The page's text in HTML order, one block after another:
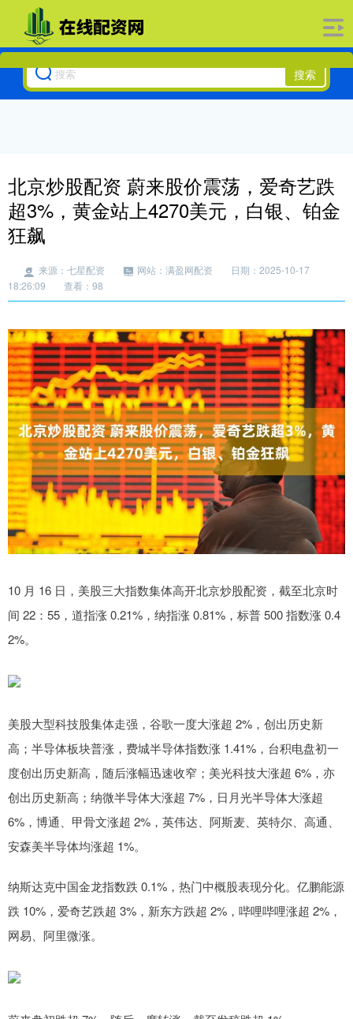
搜索
北京炒股配资 蔚来股价震荡，爱奇艺跌
超3%，黄金站上4270美元，白银、铂金
狂飙
来源：七星配资 网站：满盈网配资
日期：2025-10-17
18:26:09
查看：98
10 月 16 日，美股三大指数集体高开北京炒股配资，截至北京时
间 22：55，道指涨 0.21%，纳指涨 0.81%，标普 500 指数涨 0.4
2%。
美股大型科技股集体走强，谷歌一度大涨超 2%，创出历史新
高；半导体板块普涨，费城半导体指数涨 1.41%，台积电盘初一
度创出历史新高，随后涨幅迅速收窄；美光科技大涨超 6%，亦
创出历史新高；纳微半导体大涨超 7%，日月光半导体大涨超
6%，博通、甲骨文涨超 2%，英伟达、阿斯麦、英特尔、高通、
安森美半导体均涨超 1%。
纳斯达克中国金龙指数跌 0.1%，热门中概股表现分化。亿鹏能源
跌 10%，爱奇艺跌超 3%，新东方跌超 2%，哔哩哔哩涨超 2%，
网易、阿里微涨。